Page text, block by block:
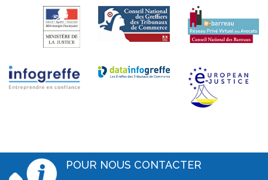
POUR NOUS CONTACTER